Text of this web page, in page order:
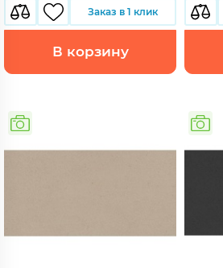
Заказ в 1 клик
В корзину